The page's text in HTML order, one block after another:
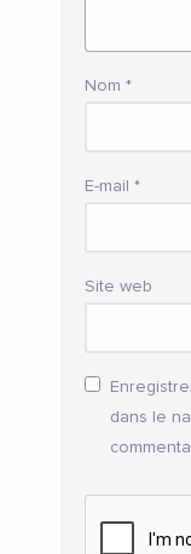
Nom *
E-mail *
Site web
dans le